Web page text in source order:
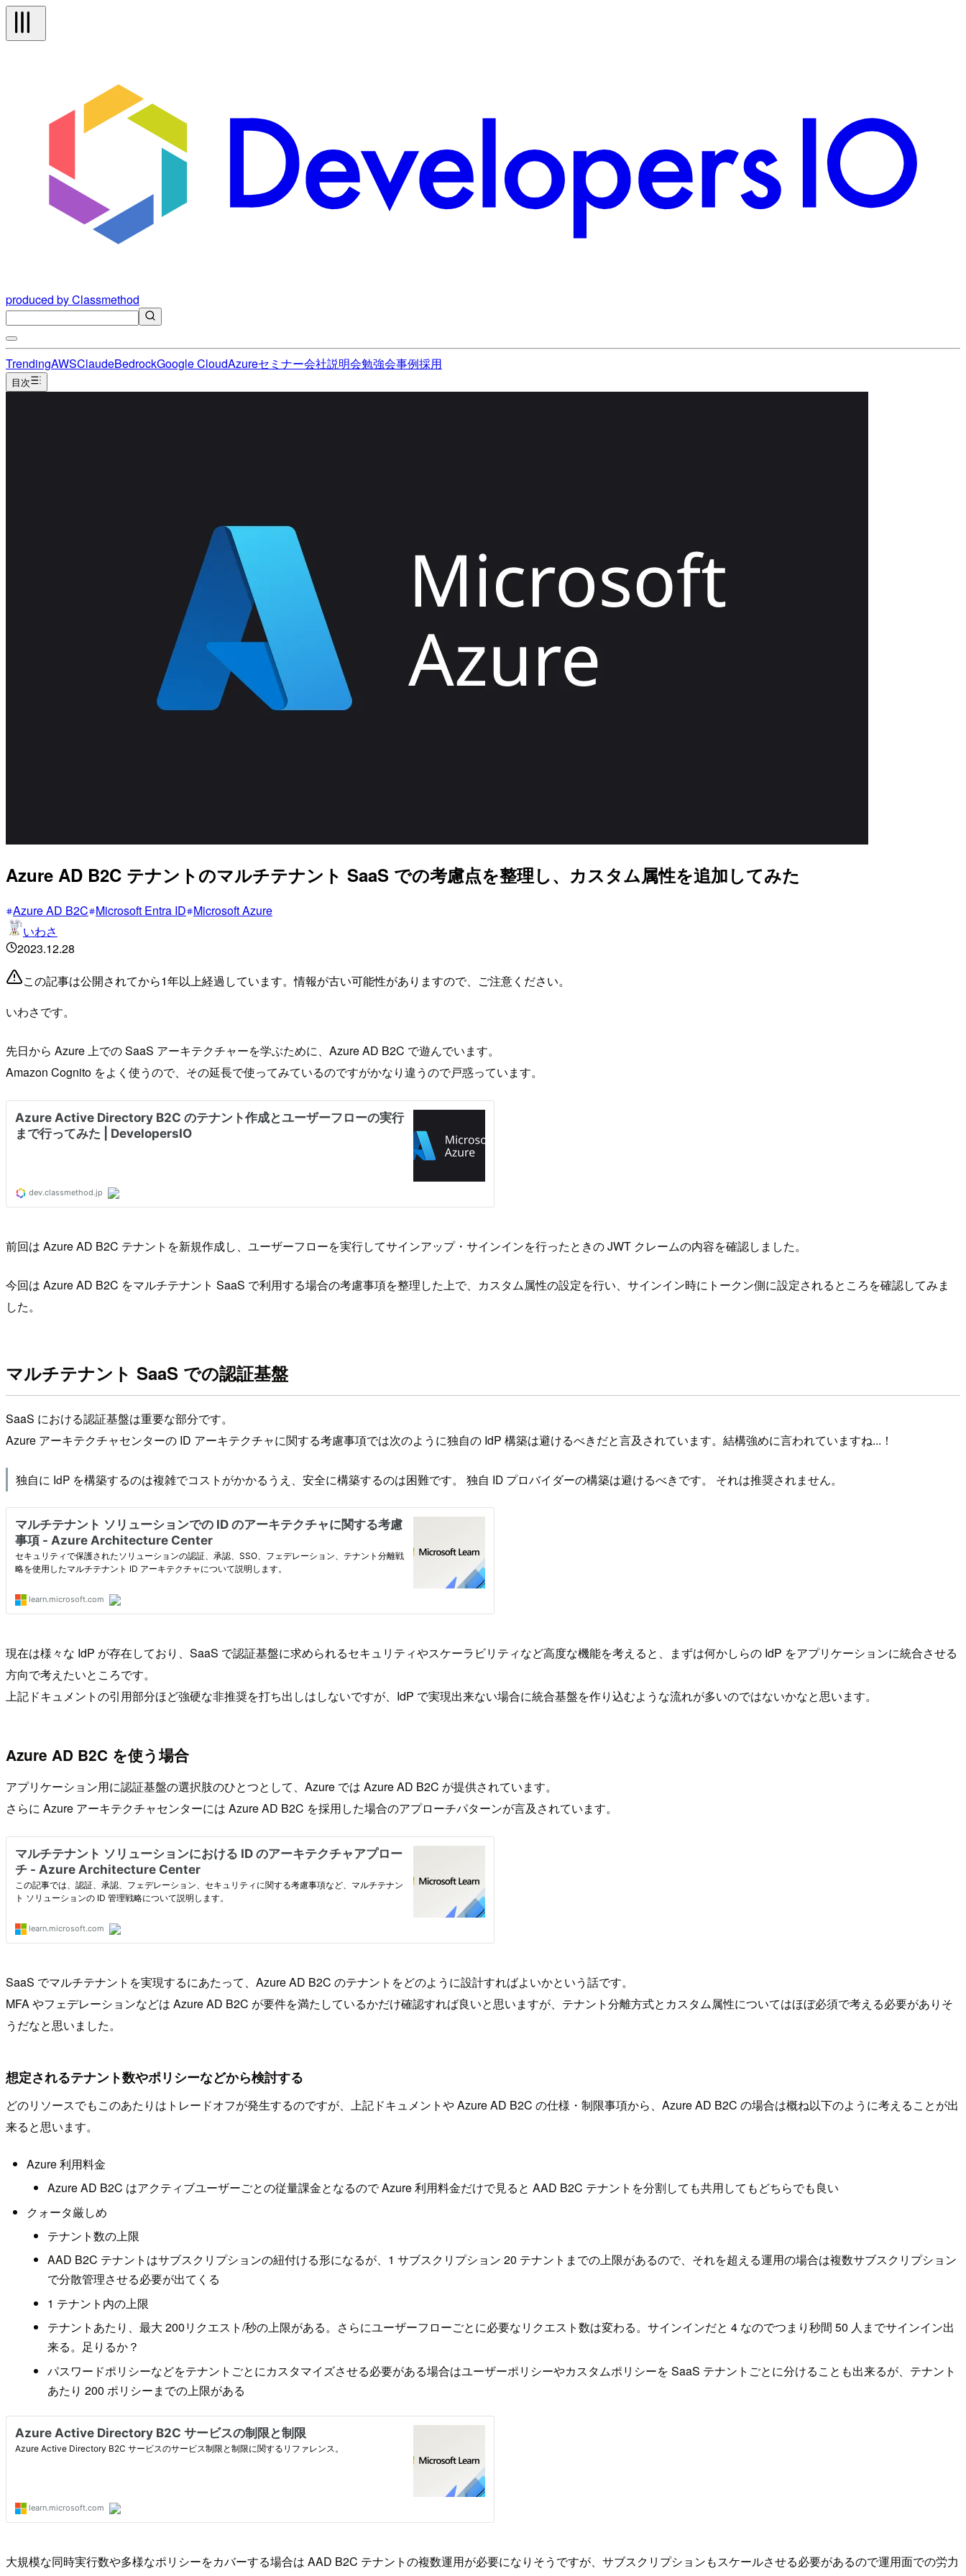
produced by Classmethod
TrendingAWSClaudeBedrockGoogle CloudAzureセミナー会社説明会勉強会事例採用
目次
Azure AD B2C テナントのマルチテナント SaaS での考慮点を整理し、カスタム属性を追加してみた
Azure AD B2C Microsoft Entra ID Microsoft Azure
いわさ
2023.12.28
この記事は公開されてから1年以上経過しています。情報が古い可能性がありますので、ご注意ください。
いわさです。
先日から Azure 上での SaaS アーキテクチャーを学ぶために、Azure AD B2C で遊んでいます。
Amazon Cognito をよく使うので、その延長で使ってみているのですがかなり違うので戸惑っています。
前回は Azure AD B2C テナントを新規作成し、ユーザーフローを実行してサインアップ・サインインを行ったときの JWT クレームの内容を確認しました。
今回は Azure AD B2C をマルチテナント SaaS で利用する場合の考慮事項を整理した上で、カスタム属性の設定を行い、サインイン時にトークン側に設定されるところを確認してみま
した。
マルチテナント SaaS での認証基盤
SaaS における認証基盤は重要な部分です。
Azure アーキテクチャセンターの ID アーキテクチャに関する考慮事項では次のように独自の IdP 構築は避けるべきだと言及されています。結構強めに言われていますね...！
独自に IdP を構築するのは複雑でコストがかかるうえ、安全に構築するのは困難です。 独自 ID プロバイダーの構築は避けるべきです。 それは推奨されません。
現在は様々な IdP が存在しており、SaaS で認証基盤に求められるセキュリティやスケーラビリティなど高度な機能を考えると、まずは何かしらの IdP をアプリケーションに統合させる
方向で考えたいところです。
上記ドキュメントの引用部分ほど強硬な非推奨を打ち出しはしないですが、IdP で実現出来ない場合に統合基盤を作り込むような流れが多いのではないかなと思います。
Azure AD B2C を使う場合
アプリケーション用に認証基盤の選択肢のひとつとして、Azure では Azure AD B2C が提供されています。
さらに Azure アーキテクチャセンターには Azure AD B2C を採用した場合のアプローチパターンが言及されています。
SaaS でマルチテナントを実現するにあたって、Azure AD B2C のテナントをどのように設計すればよいかという話です。
MFA やフェデレーションなどは Azure AD B2C が要件を満たしているかだけ確認すれば良いと思いますが、テナント分離方式とカスタム属性についてはほぼ必須で考える必要がありそ
うだなと思いました。
想定されるテナント数やポリシーなどから検討する
どのリソースでもこのあたりはトレードオフが発生するのですが、上記ドキュメントや Azure AD B2C の仕様・制限事項から、Azure AD B2C の場合は概ね以下のように考えることが出
来ると思います。
Azure 利用料金
Azure AD B2C はアクティブユーザーごとの従量課金となるので Azure 利用料金だけで見ると AAD B2C テナントを分割しても共用してもどちらでも良い
クォータ厳しめ
テナント数の上限
AAD B2C テナントはサブスクリプションの紐付ける形になるが、1 サブスクリプション 20 テナントまでの上限があるので、それを超える運用の場合は複数サブスクリプション
で分散管理させる必要が出てくる
1 テナント内の上限
テナントあたり、最大 200リクエスト/秒の上限がある。さらにユーザーフローごとに必要なリクエスト数は変わる。サインインだと 4 なのでつまり秒間 50 人までサインイン出
来る。足りるか？
パスワードポリシーなどをテナントごとにカスタマイズさせる必要がある場合はユーザーポリシーやカスタムポリシーを SaaS テナントごとに分けることも出来るが、テナント
あたり 200 ポリシーまでの上限がある
大規模な同時実行数や多様なポリシーをカバーする場合は AAD B2C テナントの複数運用が必要になりそうですが、サブスクリプションもスケールさせる必要があるので運用面での労力